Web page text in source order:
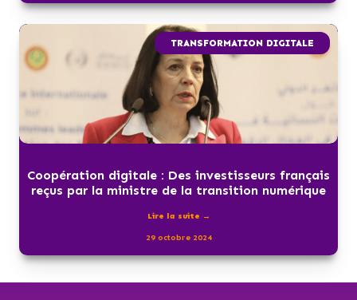
TRANSFORMATION DIGITALE
Coopération digitale : Des investisseurs français
reçus par la ministre de la transition numérique
Lire la suite →
29 octobre 2024